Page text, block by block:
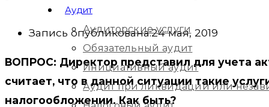
Аудит
Аудиторские услуги
Обязательный аудит
Инициативный аудит
Аудит при ликвидации или
Запись опубликована:24 мая, 2019
ВОПРОС: Директор представил для учета
считает, что в данной ситуации такие
налогообложении. Как быть?